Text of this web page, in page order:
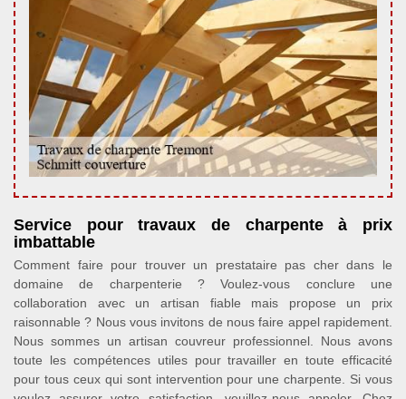
Service pour travaux de charpente à prix
imbattable
Comment faire pour trouver un prestataire pas cher dans le
domaine de charpenterie ? Voulez-vous conclure une
collaboration avec un artisan fiable mais propose un prix
raisonnable ? Nous vous invitons de nous faire appel rapidement.
Nous sommes un artisan couvreur professionnel. Nous avons
toute les compétences utiles pour travailler en toute efficacité
pour tous ceux qui sont intervention pour une charpente. Si vous